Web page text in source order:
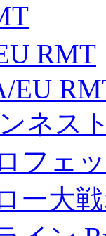
RMT
EU
ネス
フェ
ー大